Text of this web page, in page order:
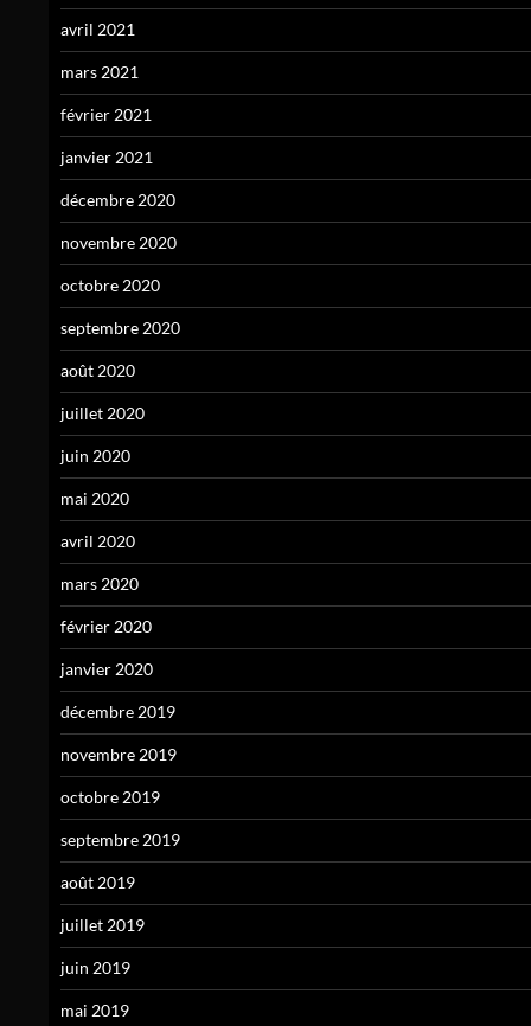
avril 2021
mars 2021
février 2021
janvier 2021
décembre 2020
novembre 2020
octobre 2020
septembre 2020
août 2020
juillet 2020
juin 2020
mai 2020
avril 2020
mars 2020
février 2020
janvier 2020
décembre 2019
novembre 2019
octobre 2019
septembre 2019
août 2019
juillet 2019
juin 2019
mai 2019